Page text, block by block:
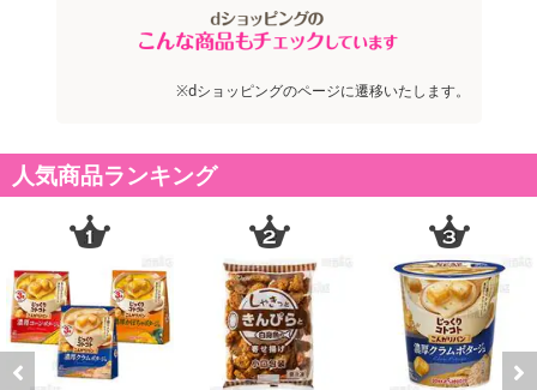
※dショッピングのページに遷移いたします。
人気商品ランキング